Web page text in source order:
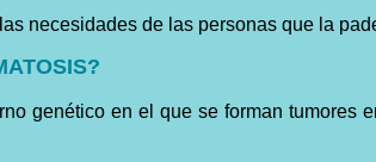
necesidades de las personas que la
genético en el que se forman tumores